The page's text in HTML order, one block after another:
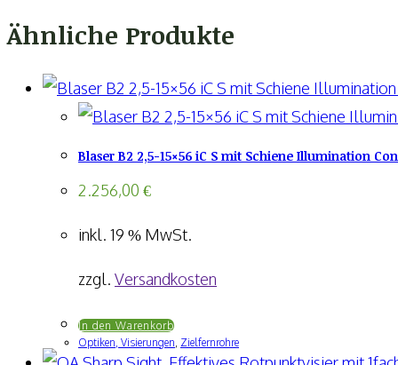
Ähnliche Produkte
Blaser B2 2,5-15×56 iC S mit Schiene Illumination
2.256,00 €
inkl. 19 % MwSt.
zzgl. Versandkosten
In den Warenkorb
Optiken, Visierungen Zielfernrohre